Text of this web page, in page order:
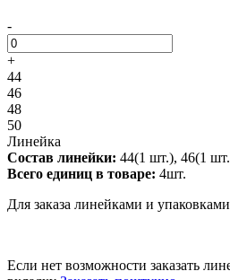
-
+
44
46
48
50
Линейка
Состав линейки: 44(1 шт.), 46(1
Всего единиц в товаре: 4шт.
Для заказа линейками и упаковками
Если нет возможности заказать